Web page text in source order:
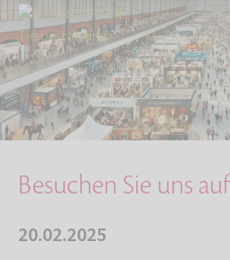
Start Über uns Aktuelles
Besuchen Sie uns
20.02.2025